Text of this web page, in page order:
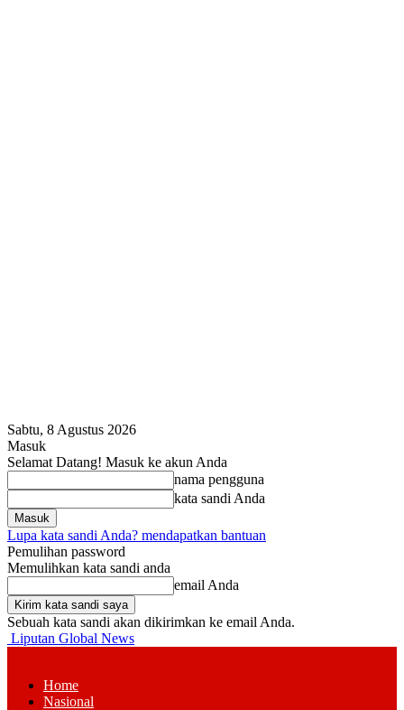
Sabtu, 8 Agustus 2026
Masuk
Selamat Datang! Masuk ke akun Anda
nama pengguna
kata sandi Anda
Lupa kata sandi Anda? mendapatkan bantuan
Pemulihan password
Memulihkan kata sandi anda
email Anda
Sebuah kata sandi akan dikirimkan ke email Anda.
Liputan Global News
Home
Nasional